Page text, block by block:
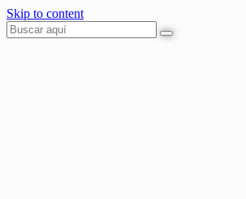
Skip to content